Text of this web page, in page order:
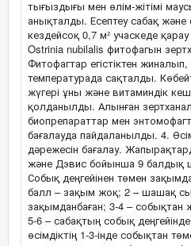
тығыздығы мен өлім-жітімі
анықталды. Есептеу сабақ
кездейсоқ 0,7 м² учаскеде
Ostrinia nubilalis фитофагын
Фитофагтар егістіктен
температурада сақталды.
жүгері ұны және витаминдік
қолданылды. Алынған
биопрепараттар мен
бағалауда пайдаланылды. 4.
дәрежесін бағалау.
және Дэвис бойынша 9 балдық
Собық деңгейінен төмен
балл – зақым жоқ; 2 – шашақ
зақымданбаған; 3-4 –
5-6 – сабақтың собық
өсімдіктің 1-3-інде собықтан